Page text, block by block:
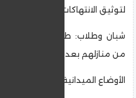
لتوثيق الانتهاكات وتقديم الدعم
شبان وطلاب: طالت الاعتقالات
من منازلهم بعد مداهمات ليلية
الأوضاع الميدانية والسياسية